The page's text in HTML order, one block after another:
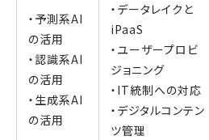
・予測系AI
の活用
・認識系AI
の活用
・生成系AI
の活用
・データレイクと
iPaaS
・ユーザープロビ
ジョニング
・IT統制への対応
・デジタルコンテン
ツ管理